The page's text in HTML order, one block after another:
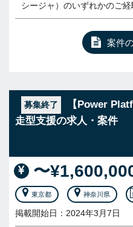
シージャ）のいずれかのご
案件
募集終了
【Power
走型支援の求人・案件
〜
東京都 神奈川県
掲載開始日：2024年3月7日